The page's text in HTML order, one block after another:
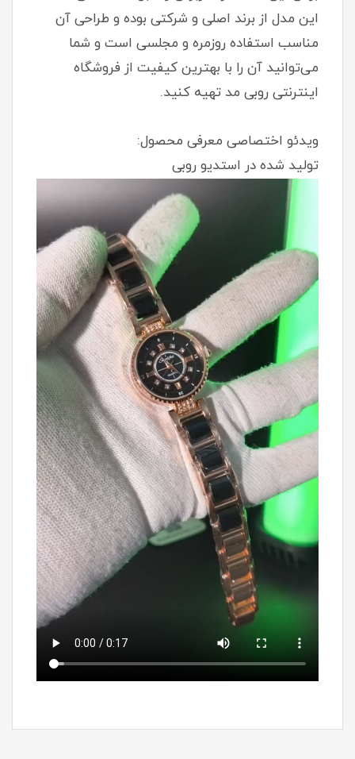
این مدل از برند اصلی و شرکتی بوده و طراحی آن
مناسب استفاده روزمره و مجلسی است و شما
می‌توانید آن را با بهترین کیفیت از فروشگاه
اینترنتی روبی مد تهیه کنید.
ویدئو اختصاصی معرفی محصول:
تولید شده در استدیو روبی